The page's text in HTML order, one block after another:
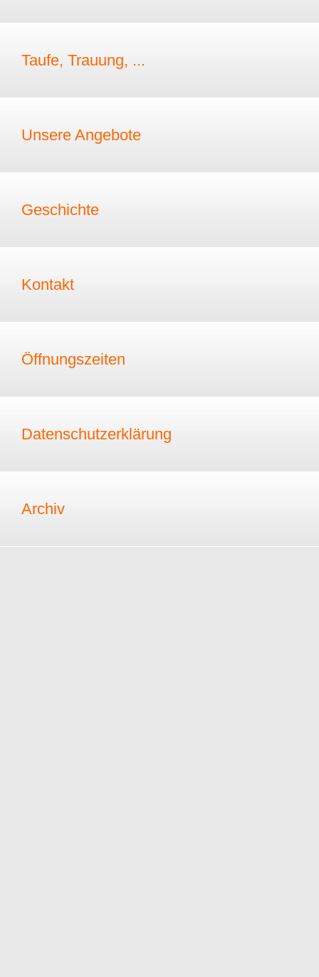
Taufe, Trauung, ...
Unsere Angebote
Geschichte
Kontakt
Öffnungszeiten
Datenschutzerklärung
Archiv